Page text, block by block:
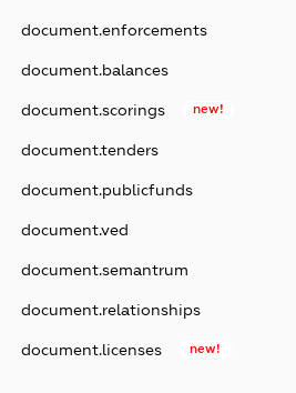
document.enforcements
document.balances
document.scorings new!
document.tenders
document.publicfunds
document.ved
document.semantrum
document.relationships
document.licenses new!